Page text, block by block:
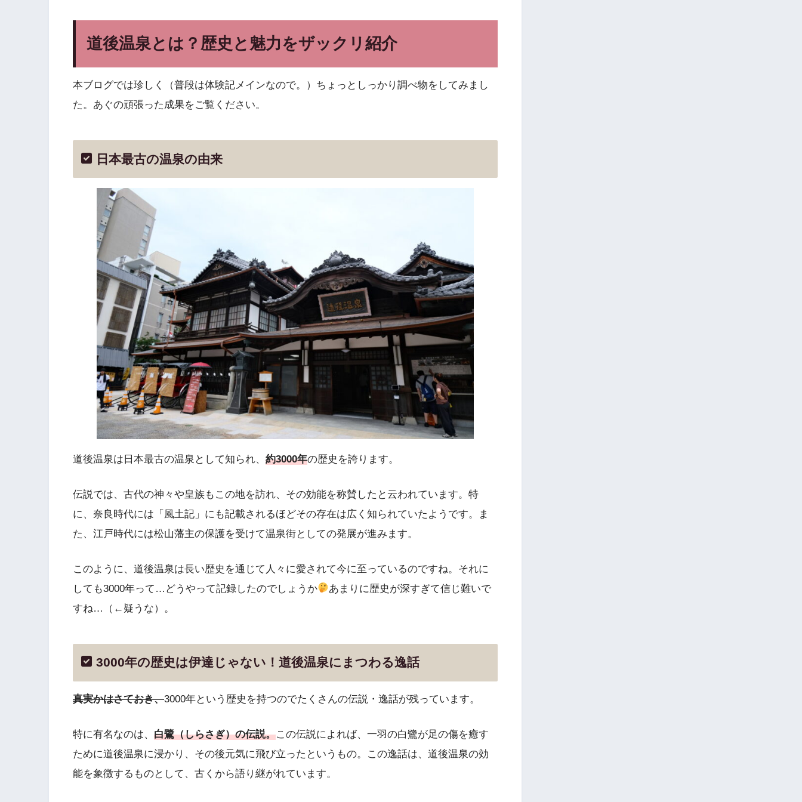
道後温泉とは？歴史と魅力をザックリ紹介
本ブログでは珍しく（普段は体験記メインなので。）ちょっとしっかり調べ物をしてみまし
た。あぐの頑張った成果をご覧ください。
日本最古の温泉の由来
道後温泉は日本最古の温泉として知られ、 約3000年の歴史を誇ります。
伝説では、古代の神々や皇族もこの地を訪れ、その効能を称賛したと云われています。特
に、奈良時代には「風土記」にも記載されるほどその存在は広く知られていたようです。ま
た、江戸時代には松山藩主の保護を受けて温泉街としての発展が進みます。
このように、道後温泉は長い歴史を通じて人々に愛されて今に至っているのですね。それに
しても3000年って…どうやって記録したのでしょうか
あまりに歴史が深すぎて信じ難いで
すね…（←疑うな）。
3000年の歴史は伊達じゃない！道後温泉にまつわる逸話
真実かはさておき、3000年という歴史を持つのでたくさんの伝説・逸話が残っています。
特に有名なのは、 白鷺（しらさぎ）の伝説。この伝説によれば、一羽の白鷺が足の傷を癒す
ために道後温泉に浸かり、その後元気に飛び立ったというもの。この逸話は、道後温泉の効
能を象徴するものとして、古くから語り継がれています。